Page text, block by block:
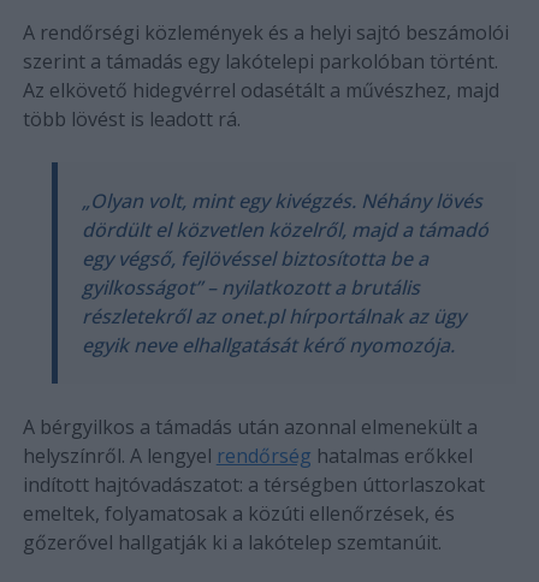
A rendőrségi közlemények és a helyi sajtó beszámolói
szerint a támadás egy lakótelepi parkolóban történt.
Az elkövető hidegvérrel odasétált a művészhez, majd
több lövést is leadott rá.
„Olyan volt, mint egy kivégzés. Néhány lövés
dördült el közvetlen közelről, majd a támadó
egy végső, fejlövéssel biztosította be a
gyilkosságot” – nyilatkozott a brutális
részletekről az onet.plhírportálnak az ügy
egyik neve elhallgatását kérő nyomozója.
A bérgyilkos a támadás után azonnal elmenekült a
helyszínről. A lengyel rendőrség hatalmas erőkkel
indított hajtóvadászatot: a térségben úttorlaszokat
emeltek, folyamatosak a közúti ellenőrzések, és
gőzerővel hallgatják ki a lakótelep szemtanúit.